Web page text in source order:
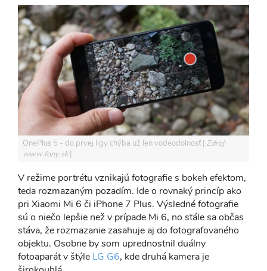
OnePlus 5 - do prvej ligy chýba už len vodeodolnosť Zdroj:
www.fony.sk
V režime portrétu vznikajú fotografie s bokeh efektom,
teda rozmazaným pozadím. Ide o rovnaký princíp ako
pri Xiaomi Mi 6 či iPhone 7 Plus. Výsledné fotografie
sú o niečo lepšie než v prípade Mi 6, no stále sa občas
stáva, že rozmazanie zasahuje aj do fotografovaného
objektu. Osobne by som uprednostnil duálny
fotoaparát v štýle LG G6, kde druhá kamera je